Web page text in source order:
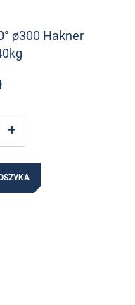
ø300 Hakner